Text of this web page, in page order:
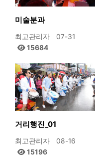
미술분과
최고관리자
07-31
15684
거리행진_01
최고관리자
08-16
15196